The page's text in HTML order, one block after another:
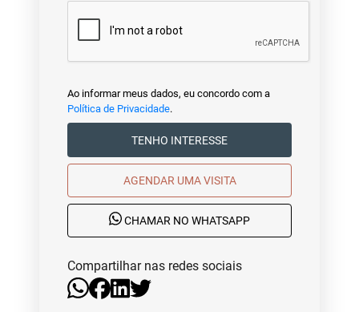
Ao informar meus dados, eu concordo com a
Política de Privacidade.
TENHO INTERESSE
AGENDAR UMA VISITA
CHAMAR NO WHATSAPP
Compartilhar nas redes sociais